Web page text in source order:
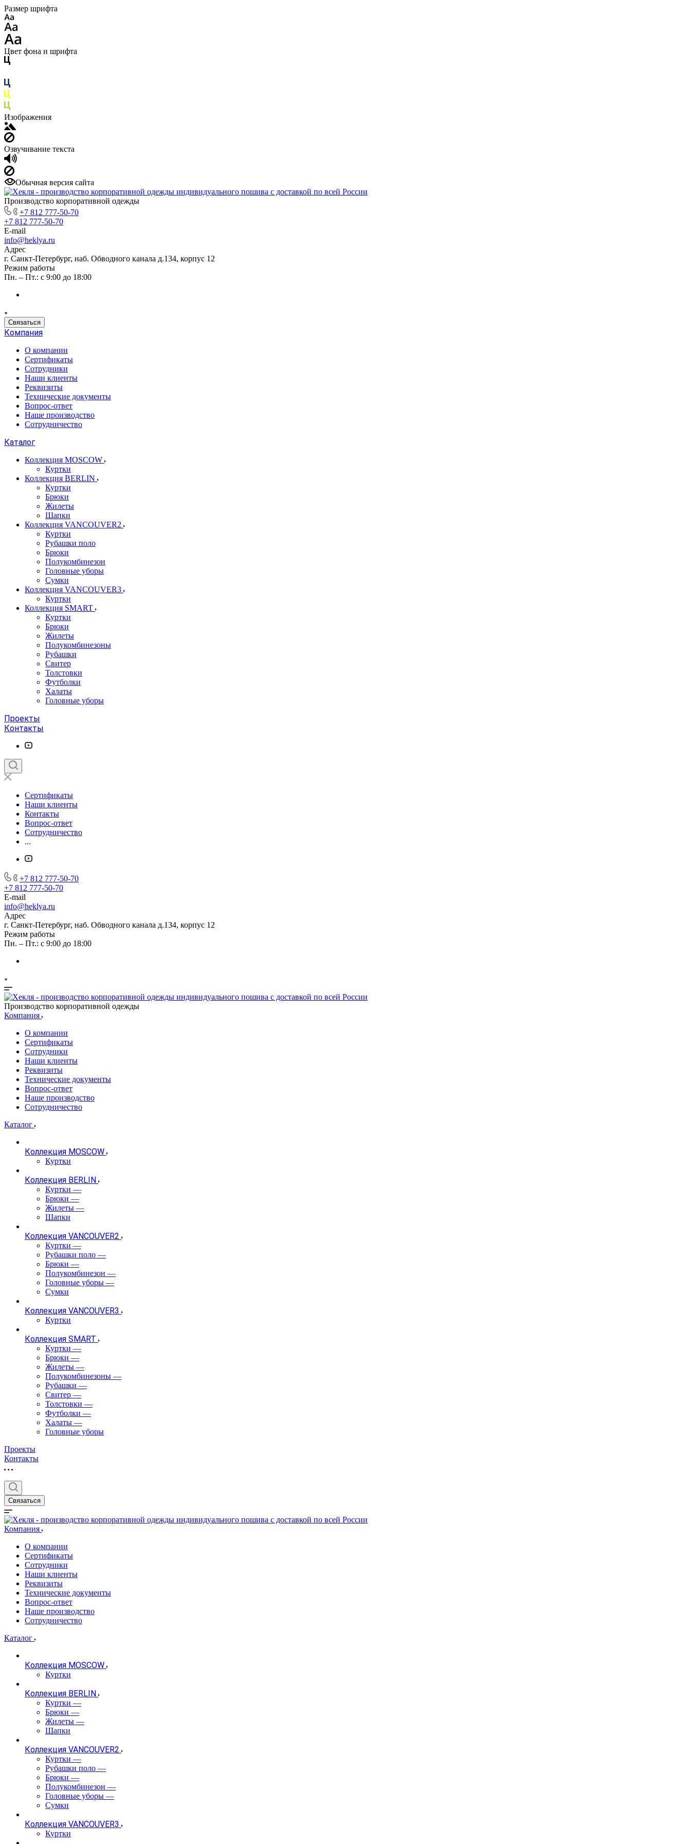
Размер шрифта
Цвет фона и шрифта
Изображения
Озвучивание текста
Обычная версия сайта
Производство корпоративной одежды
+7 812 777-50-70
+7 812 777-50-70
E-mail
info@heklya.ru
Адрес
г. Санкт-Петербург, наб. Обводного канала д.134, корпус 12
Режим работы
Пн. – Пт.: с 9:00 до 18:00
Связаться
Компания
О компании
Сертификаты
Сотрудники
Наши клиенты
Реквизиты
Технические документы
Вопрос-ответ
Наше производство
Сотрудничество
Каталог
Коллекция MOSCOW
Куртки
Коллекция BERLIN
Куртки
Брюки
Жилеты
Шапки
Коллекция VANCOUVER2
Куртки
Рубашки поло
Брюки
Полукомбинезон
Головные уборы
Сумки
Коллекция VANCOUVER3
Куртки
Коллекция SMART
Куртки
Брюки
Жилеты
Полукомбинезоны
Рубашки
Свитер
Толстовки
Футболки
Халаты
Головные уборы
Проекты
Контакты
Сертификаты
Наши клиенты
Контакты
Вопрос-ответ
Сотрудничество
...
+7 812 777-50-70
+7 812 777-50-70
E-mail
info@heklya.ru
Адрес
г. Санкт-Петербург, наб. Обводного канала д.134, корпус 12
Режим работы
Пн. – Пт.: с 9:00 до 18:00
Производство корпоративной одежды
Компания
О компании
Сертификаты
Сотрудники
Наши клиенты
Реквизиты
Технические документы
Вопрос-ответ
Наше производство
Сотрудничество
Каталог
Коллекция MOSCOW
Куртки
Коллекция BERLIN
Куртки —
Брюки —
Жилеты —
Шапки
Коллекция VANCOUVER2
Куртки —
Рубашки поло —
Брюки —
Полукомбинезон —
Головные уборы —
Сумки
Коллекция VANCOUVER3
Куртки
Коллекция SMART
Куртки —
Брюки —
Жилеты —
Полукомбинезоны —
Рубашки —
Свитер —
Толстовки —
Футболки —
Халаты —
Головные уборы
Проекты
Контакты
Связаться
Компания
О компании
Сертификаты
Сотрудники
Наши клиенты
Реквизиты
Технические документы
Вопрос-ответ
Наше производство
Сотрудничество
Каталог
Коллекция MOSCOW
Куртки
Коллекция BERLIN
Куртки —
Брюки —
Жилеты —
Шапки
Коллекция VANCOUVER2
Куртки —
Рубашки поло —
Брюки —
Полукомбинезон —
Головные уборы —
Сумки
Коллекция VANCOUVER3
Куртки